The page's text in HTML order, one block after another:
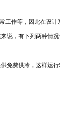
工作等，因此在设
说，有下列两种情况
免费供冷，这样运